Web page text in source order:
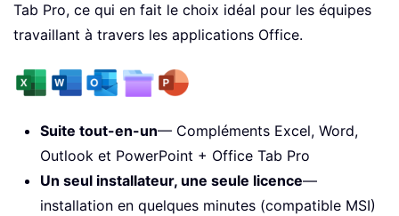
Tab Pro, ce qui en fait le choix idéal pour les équipes
travaillant à travers les applications Office.
Suite tout-en-un— Compléments Excel, Word,
Outlook et PowerPoint + Office Tab Pro
Un seul installateur, une seule licence—
installation en quelques minutes (compatible MSI)